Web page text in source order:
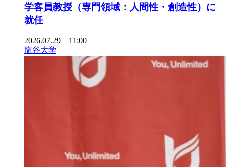
学客員教授（専門領域：人間性・創造性）に
就任
2026.07.29 11:00
龍谷大学